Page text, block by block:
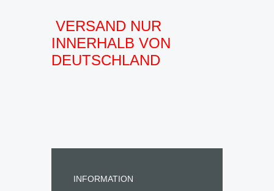
VERSAND NUR
INNERHALB VON
DEUTSCHLAND
INFORMATION